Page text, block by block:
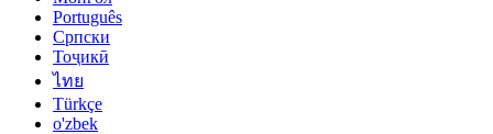
Português
Српски
Тоҷикӣ
ไทย
Türkçe
o'zbek